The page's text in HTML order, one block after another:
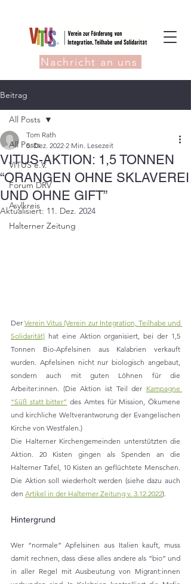
Nachricht an uns
Beitrag
All Posts
VITUS e.V.
Forum DRV
Asylkreis
Halterner Zeitung
All Posts
VITUS-AKTION: 1,5 TONNEN
“ORANGEN OHNE SKLAVEREI
UND OHNE GIFT”
Tom Rath
5. Dez. 2022 2 Min. Lesezeit
Aktualisiert: 11. Dez. 2024
Der Verein Vitus (Verein zur Integration, Teilhabe und
Solidarität) hat eine Aktion organisiert, bei der 1,5
Tonnen Bio-Apfelsinen aus Kalabrien verkauft
wurden. Apfelsinen nicht nur biologisch angebaut,
sondern auch mit guten Löhnen für die
Arbeiter:innen. (Die Aktion ist Teil der Kampagne
“Süß statt bitter” des Amtes für Mission, Ökumene
und kirchliche Weltverantworung der Evangelischen
Kirche von Westfalen.)
Die Halterner Kirchengemeinden unterstützten die
Aktion. 20 Kisten gingen als Spenden an die
Halterner Tafel, 10 Kisten an geflüchtete Menschen.
Die Aktion soll wiederholt werden (siehe dazu auch
den Artikel in der Halterner Zeitung v. 3.12.2022).
Hintergrund
Wer “normale” Apfelsinen aus Italien kauft, muss
damit rechnen, dass diese alles andere als “bio” und
in aller Regel mit Ausbeutung von Migrant:innen